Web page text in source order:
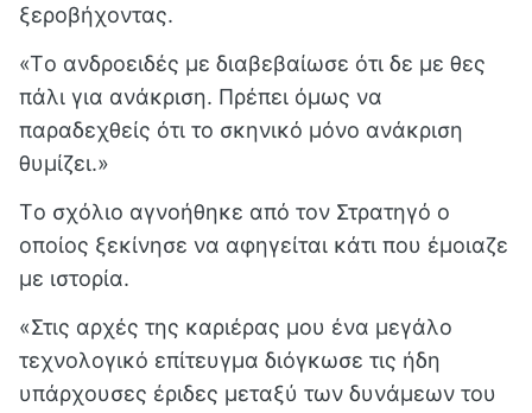
ξεροβήχοντας.
«Tο ανδροειδές με διαβεβαίωσε ότι δε με θες
πάλι για ανάκριση. Πρέπει όμως να
παραδεχθείς ότι το σκηνικό μόνο ανάκριση
θυμίζει.»
Tο σχόλιο αγνοήθηκε από τον Στρατηγό ο
οποίος ξεκίνησε να αφηγείται κάτι που έμοιαζε
με ιστορία.
«Στις αρχές της καριέρας μου ένα μεγάλο
τεχνολογικό επίτευγμα διόγκωσε τις ήδη
υπάρχουσες έριδες μεταξύ των δυνάμεων του